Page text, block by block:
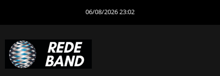
06/08/2026 23:02